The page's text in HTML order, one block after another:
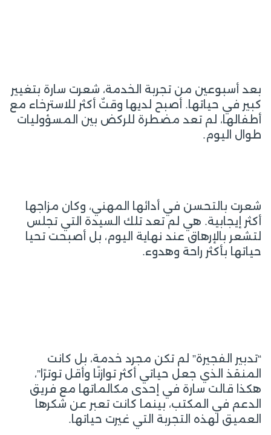
بعد أسبوعين من تجربة الخدمة، شعرت سارة بتغيير
كبير في حياتها. أصبح لديها وقتٌ أكثر للاسترخاء مع
أطفالها، لم تعد مضطرة للركض بين المسؤوليات
طوال اليوم.
شعرت بالتحسن في أدائها المهني، وكان مزاجها
أكثر إيجابية. هي لم تعد تلك السيدة التي تجلس
لتشعر بالإرهاق عند نهاية اليوم، بل أصبحت تحيا
حياتها بأكثر راحة وهدوء.
“تدبير الفجيرة” لم تكن مجرد خدمة، بل كانت
المنقذ الذي جعل حياتي أكثر توازنًا وأقل توترًا”،
هكذا قالت سارة في إحدى مكالماتها مع فريق
الدعم في المكتب، بينما كانت تعبر عن شكرها
العميق لهذه التجربة التي غيرت حياتها.